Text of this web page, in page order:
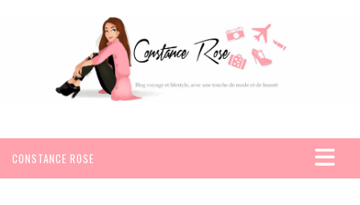
CONSTANCE ROSE